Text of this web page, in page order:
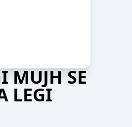
MUJH SE
LEGI